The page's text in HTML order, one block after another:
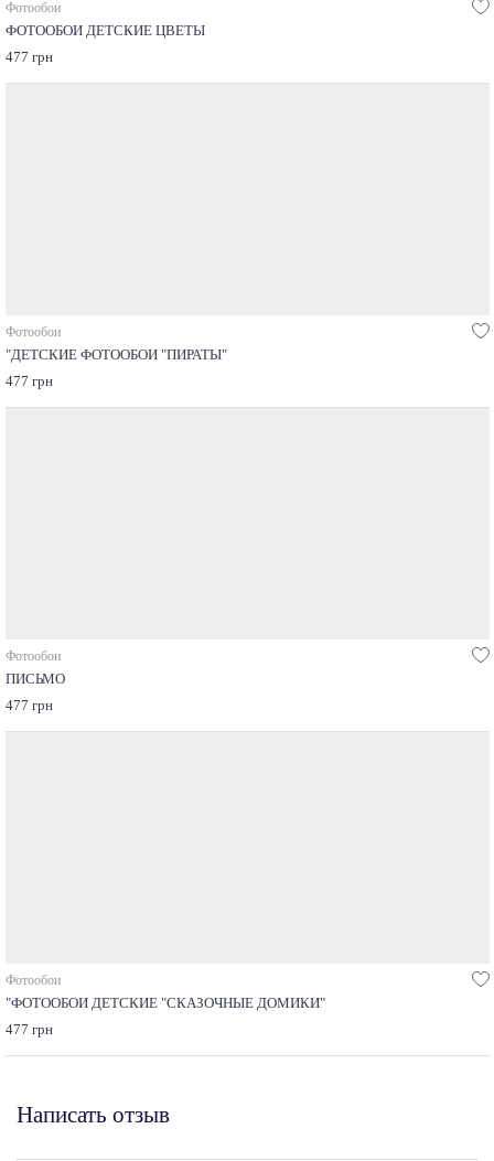
Фотообои
ФОТООБОИ ДЕТСКИЕ ЦВЕТЫ
477 грн
Фотообои
"ДЕТСКИЕ ФОТООБОИ "ПИРАТЫ"
477 грн
Фотообои
ПИСЬМО
477 грн
Фотообои
"ФОТООБОИ ДЕТСКИЕ "СКАЗОЧНЫЕ ДОМИКИ"
477 грн
Написать отзыв